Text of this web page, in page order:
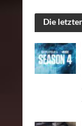
Die